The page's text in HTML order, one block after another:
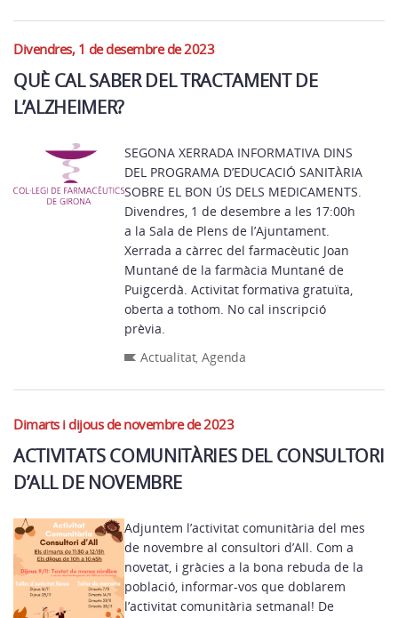
Divendres, 1 de desembre de 2023
QUÈ CAL SABER DEL TRACTAMENT DE
L’ALZHEIMER?
SEGONA XERRADA INFORMATIVA DINS
DEL PROGRAMA D’EDUCACIÓ SANITÀRIA
SOBRE EL BON ÚS DELS MEDICAMENTS.
Divendres, 1 de desembre a les 17:00h
a la Sala de Plens de l’Ajuntament.
Xerrada a càrrec del farmacèutic Joan
Muntané de la farmàcia Muntané de
Puigcerdà. Activitat formativa gratuïta,
oberta a tothom. No cal inscripció
prèvia.
Actualitat,Agenda
Dimarts i dijous de novembre de 2023
ACTIVITATS COMUNITÀRIES DEL CONSULTORI
D’ALL DE NOVEMBRE
Adjuntem l’activitat comunitària del mes
de novembre al consultori d’All. Com a
novetat, i gràcies a la bona rebuda de la
població, informar-vos que doblarem
l’activitat comunitària setmanal! De